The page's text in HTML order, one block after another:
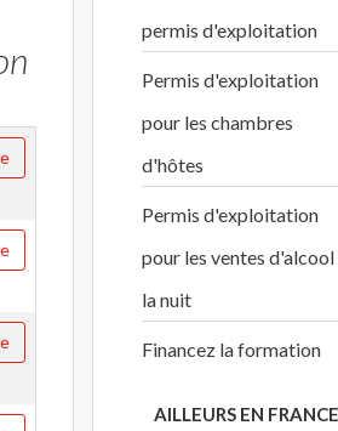
permis d'exploitation
Permis d'exploitation
pour les chambres
d'hôtes
Permis d'exploitation
pour les ventes d'alcool
la nuit
Financez la formation
AILLEURS EN FRANCE